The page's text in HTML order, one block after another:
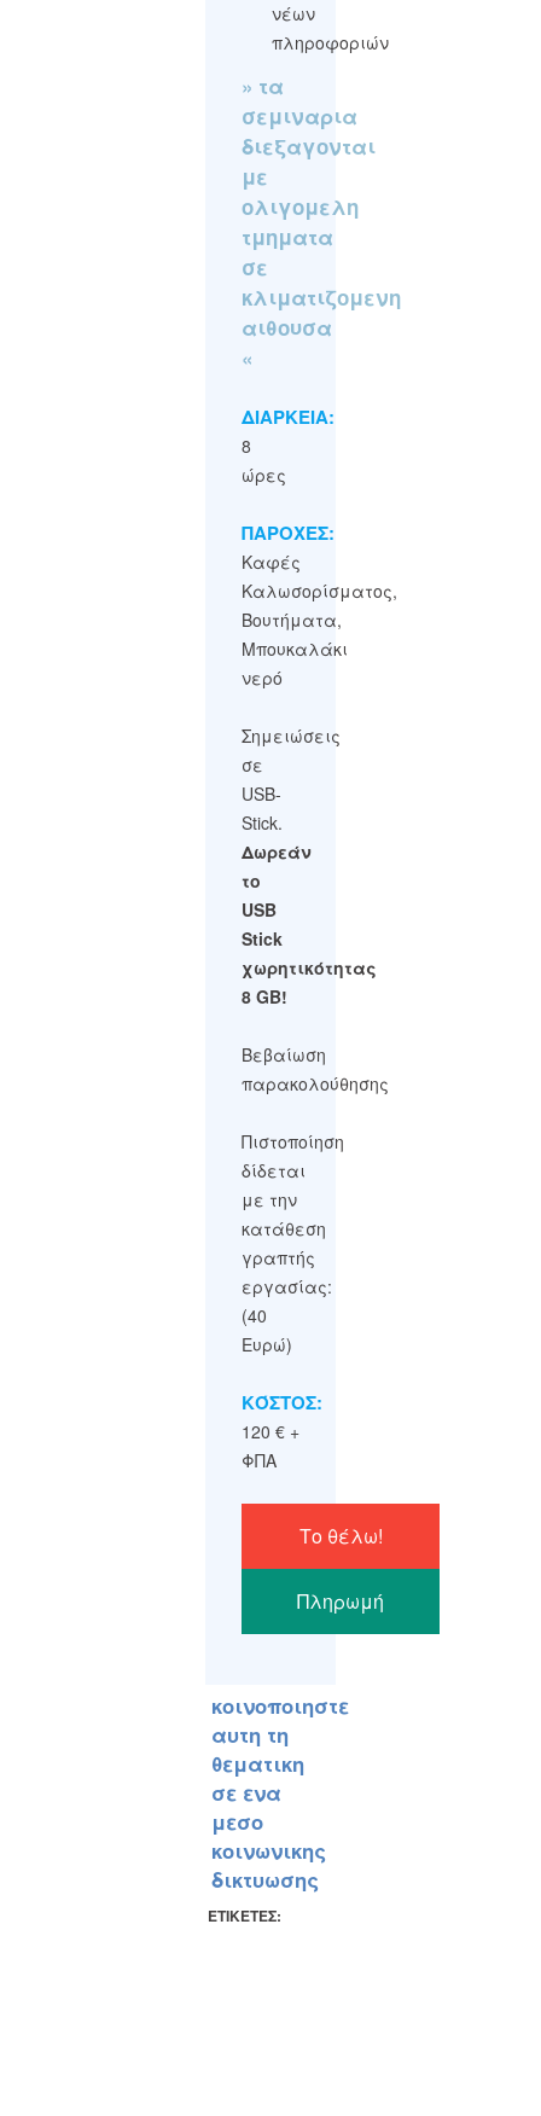
νέων
πληροφοριών
» τα
σεμιναρια
διεξαγονται
με
ολιγομελη
τμηματα
σε
κλιματιζομενη
αιθουσα
«
ΔΙΑΡΚΕΙΑ:
8
ώρες
ΠΑΡΟΧΕΣ:
Καφές
Καλωσορίσματος,
Βουτήματα,
Μπουκαλάκι
νερό
Σημειώσεις
σε
USB-
Stick.
Δωρεάν
το
USB
Stick
χωρητικότητας
8 GB!
Βεβαίωση
παρακολούθησης
Πιστοποίηση
δίδεται
με την
κατάθεση
γραπτής
εργασίας:
(40
Ευρώ)
ΚΌΣΤΟΣ:
120 € +
ΦΠΑ
Το θέλω!
Πληρωμή
κοινοποιηστε
αυτη τη
θεματικη
σε ενα
μεσο
κοινωνικης
δικτυωσης
ΕΤΙΚΕΤΕΣ: